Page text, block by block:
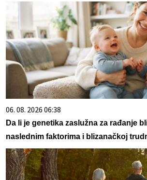
06. 08. 2026 06:38
Da li je genetika zaslužna za rađanje
naslednim faktorima i blizanačkoj